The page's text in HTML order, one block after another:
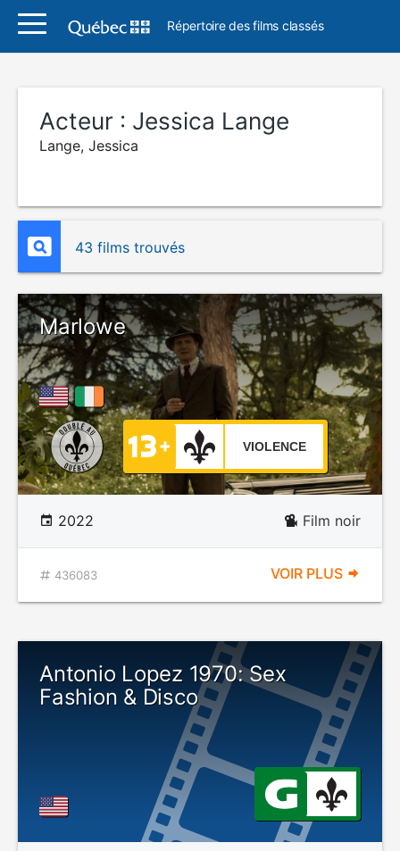
Répertoire des films classés
Acteur : Jessica Lange
Lange, Jessica
43 films trouvés
Marlowe
VIOLENCE
2022 Film noir
436083 VOIR PLUS
Antonio Lopez 1970: Sex
Fashion & Disco